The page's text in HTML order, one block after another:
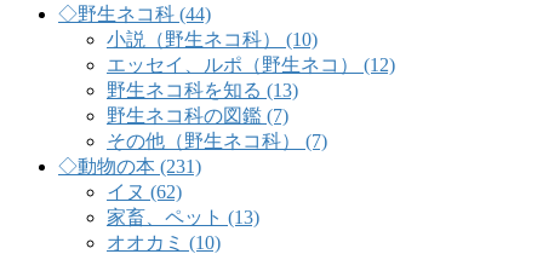
◇野生ネコ科 (44)
小説（野生ネコ科） (10)
エッセイ、ルポ（野生ネコ） (12)
野生ネコ科を知る (13)
野生ネコ科の図鑑 (7)
その他（野生ネコ科） (7)
◇動物の本 (231)
イヌ (62)
家畜、ペット (13)
オオカミ (10)